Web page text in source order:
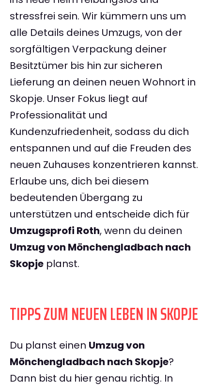
stressfrei sein. Wir kümmern uns um
alle Details deines Umzugs, von der
sorgfältigen Verpackung deiner
Besitztümer bis hin zur sicheren
Lieferung an deinen neuen Wohnort in
Skopje. Unser Fokus liegt auf
Professionalität und
Kundenzufriedenheit, sodass du dich
entspannen und auf die Freuden des
neuen Zuhauses konzentrieren kannst.
Erlaube uns, dich bei diesem
bedeutenden Übergang zu
unterstützen und entscheide dich für
Umzugsprofi Roth, wenn du deinen
Umzug von Mönchengladbach nach
Skopje planst.
TIPPS ZUM NEUEN LEBEN IN SKOPJE
Du planst einen Umzug von
Mönchengladbach nach Skopje?
Dann bist du hier genau richtig. In